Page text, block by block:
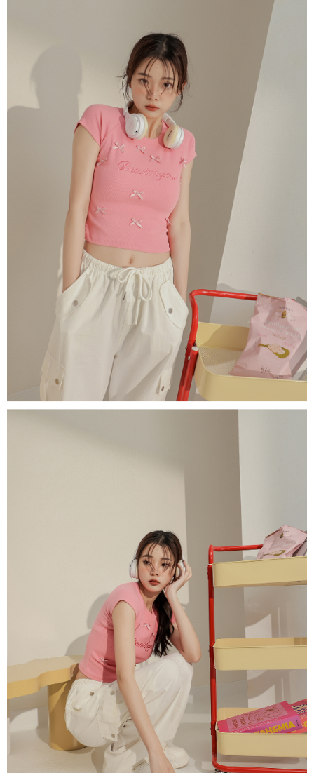
理、利用を許可することににご同意いただけない場合は、当サービスを選